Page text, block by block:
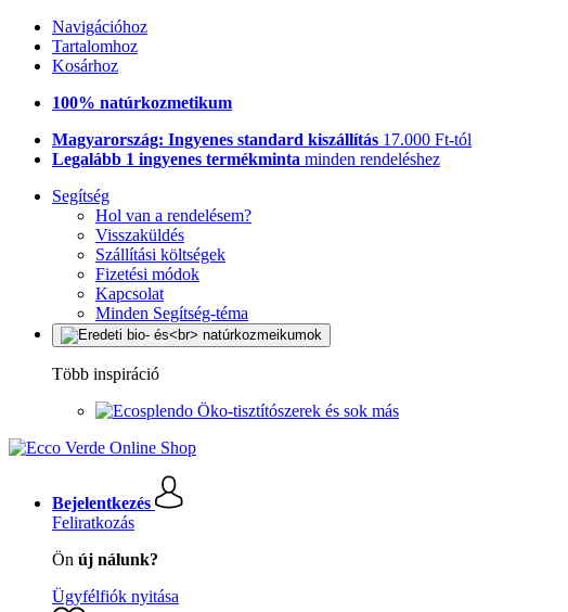
Navigációhoz
Tartalomhoz
Kosárhoz
100% natúrkozmetikum
Magyarország: Ingyenes standard kiszállítás 17.000 Ft-tól
Legalább 1 ingyenes termékminta minden rendeléshez
Segítség
Hol van a rendelésem?
Visszaküldés
Szállítási költségek
Fizetési módok
Kapcsolat
Minden Segítség-téma
Több inspiráció
Öko-tisztítószerek és sok más
Bejelentkezés
Feliratkozás
Ön új nálunk?
Ügyfélfiók nyitása